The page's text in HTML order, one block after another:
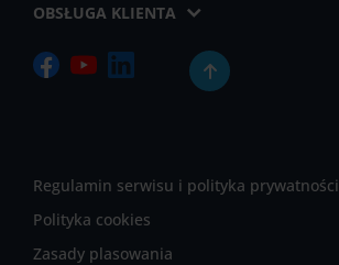
OBSŁUGA KLIENTA
Regulamin serwisu i polityka prywatności
Polityka cookies
Zasady plasowania